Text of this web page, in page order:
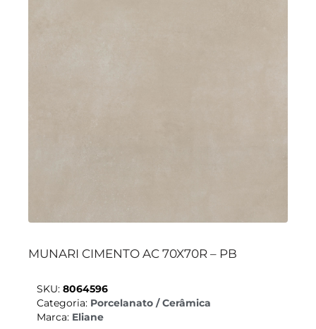
MUNARI CIMENTO AC 70X70R – PB
SKU: 8064596
Categoria: Porcelanato / Cerâmica
Marca: Eliane